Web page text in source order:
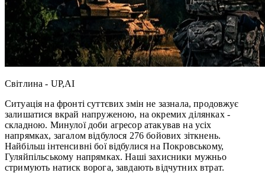
Світлина - UP,AI
Ситуація на фронті суттєвих змін не зазнала, продовжує
залишатися вкрай напруженою, на окремих ділянках -
складною. Минулої доби агресор атакував на усіх
напрямках, загалом відбулося 276 бойових зіткнень.
Найбільш інтенсивні бої відбулися на Покровському,
Гуляйпільському напрямках. Наші захисники мужньо
стримують натиск ворога, завдають відчутних втрат.